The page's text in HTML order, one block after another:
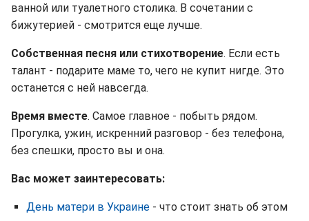
ванной или туалетного столика. В сочетании с
бижутерией - смотрится еще лучше.
Собственная песня или стихотворение. Если есть
талант - подарите маме то, чего не купит нигде. Это
останется с ней навсегда.
Время вместе. Самое главное - побыть рядом.
Прогулка, ужин, искренний разговор - без телефона,
без спешки, просто вы и она.
Вас может заинтересовать:
День матери в Украине - что стоит знать об этом